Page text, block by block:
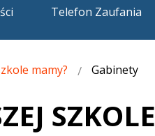
Telefon Zaufania
mamy? Gabinety
SZKOLE